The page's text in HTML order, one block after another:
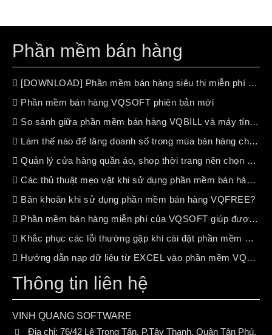
Phần mềm bán hàng
[DOWNLOAD] Phần mềm bán hàng siêu thị miễn phí (free 100%)
Phần mềm bán hàng VQSOFT phiên bản mới
So sánh giữa phần mềm bán hàng VQBILL và máy tính tiền chuyên dụng
Làm thế nào để tăng doanh số trong mùa bán hàng chậm ?
Quản lý cửa hàng quần áo, shop thời trang nên chọn phần mềm bán hàng nào?
Các thủ thuật mẹo vặt khi sử dụng phần mềm bán hàng VQSOFT
Băn khoăn khi sử dụng phần mềm bán hàng VQFREE?
Phần mềm bán hàng miễn phí của VQSOFT giúp được gì cho bạn ?
Khắc phục các lỗi thường gặp khi cài đặt phần mềm VQSOFT
Hướng dẫn nạp dữ liệu từ EXCEL vào phần mềm VQSOFT
Thông tin liên hệ
VINH QUANG SOFTWARE
Địa chỉ: 76/42 Lê Trọng Tấn, P.Tây Thạnh, Quận Tân Phú,